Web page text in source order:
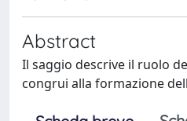
Abstract
Il saggio descrive il ruolo
congrui alla formazione